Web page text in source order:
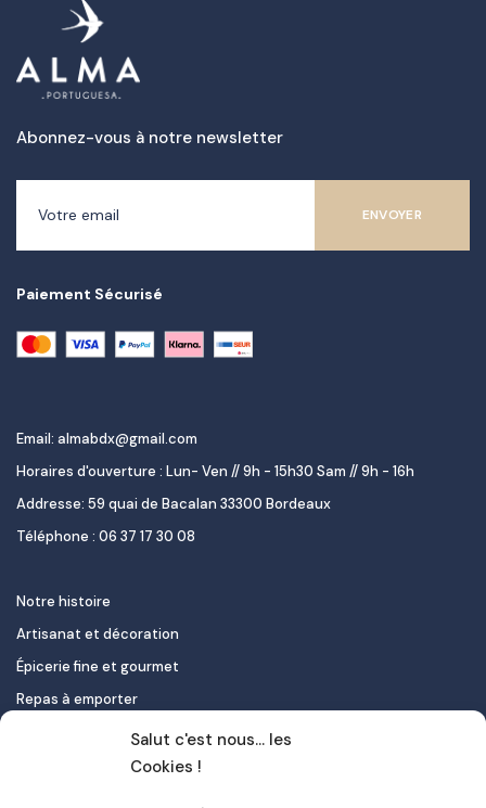
Salut c'est nous... les
Cookies !
Abonnez-vous à notre newsletter
Paiement Sécurisé
Email: almabdx@gmail.com
Horaires d'ouverture : Lun- Ven // 9h - 15h30 Sam // 9h - 16h
Addresse: 59 quai de Bacalan 33300 Bordeaux
Téléphone : 06 37 17 30 08
Notre histoire
Artisanat et décoration
Épicerie fine et gourmet
Repas à emporter
Le pastel de nata